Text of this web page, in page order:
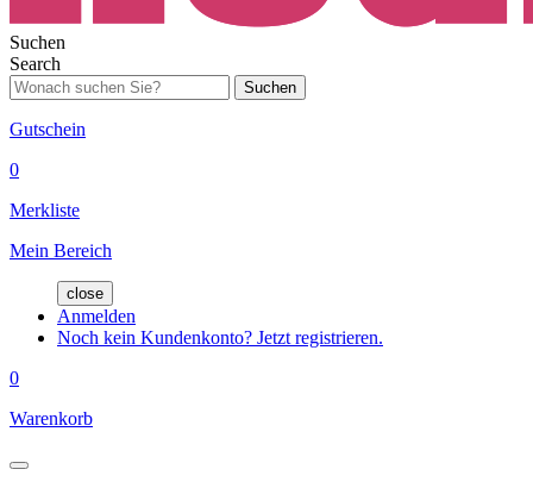
Suchen
Search
Suchen
Gutschein
0
Merkliste
Mein Bereich
close
Anmelden
Noch kein Kundenkonto? Jetzt registrieren.
0
Warenkorb